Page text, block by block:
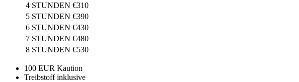
4 STUNDEN €310
5 STUNDEN €390
6 STUNDEN €430
7 STUNDEN €480
8 STUNDEN €530
100 EUR Kaution
Treibstoff inklusive